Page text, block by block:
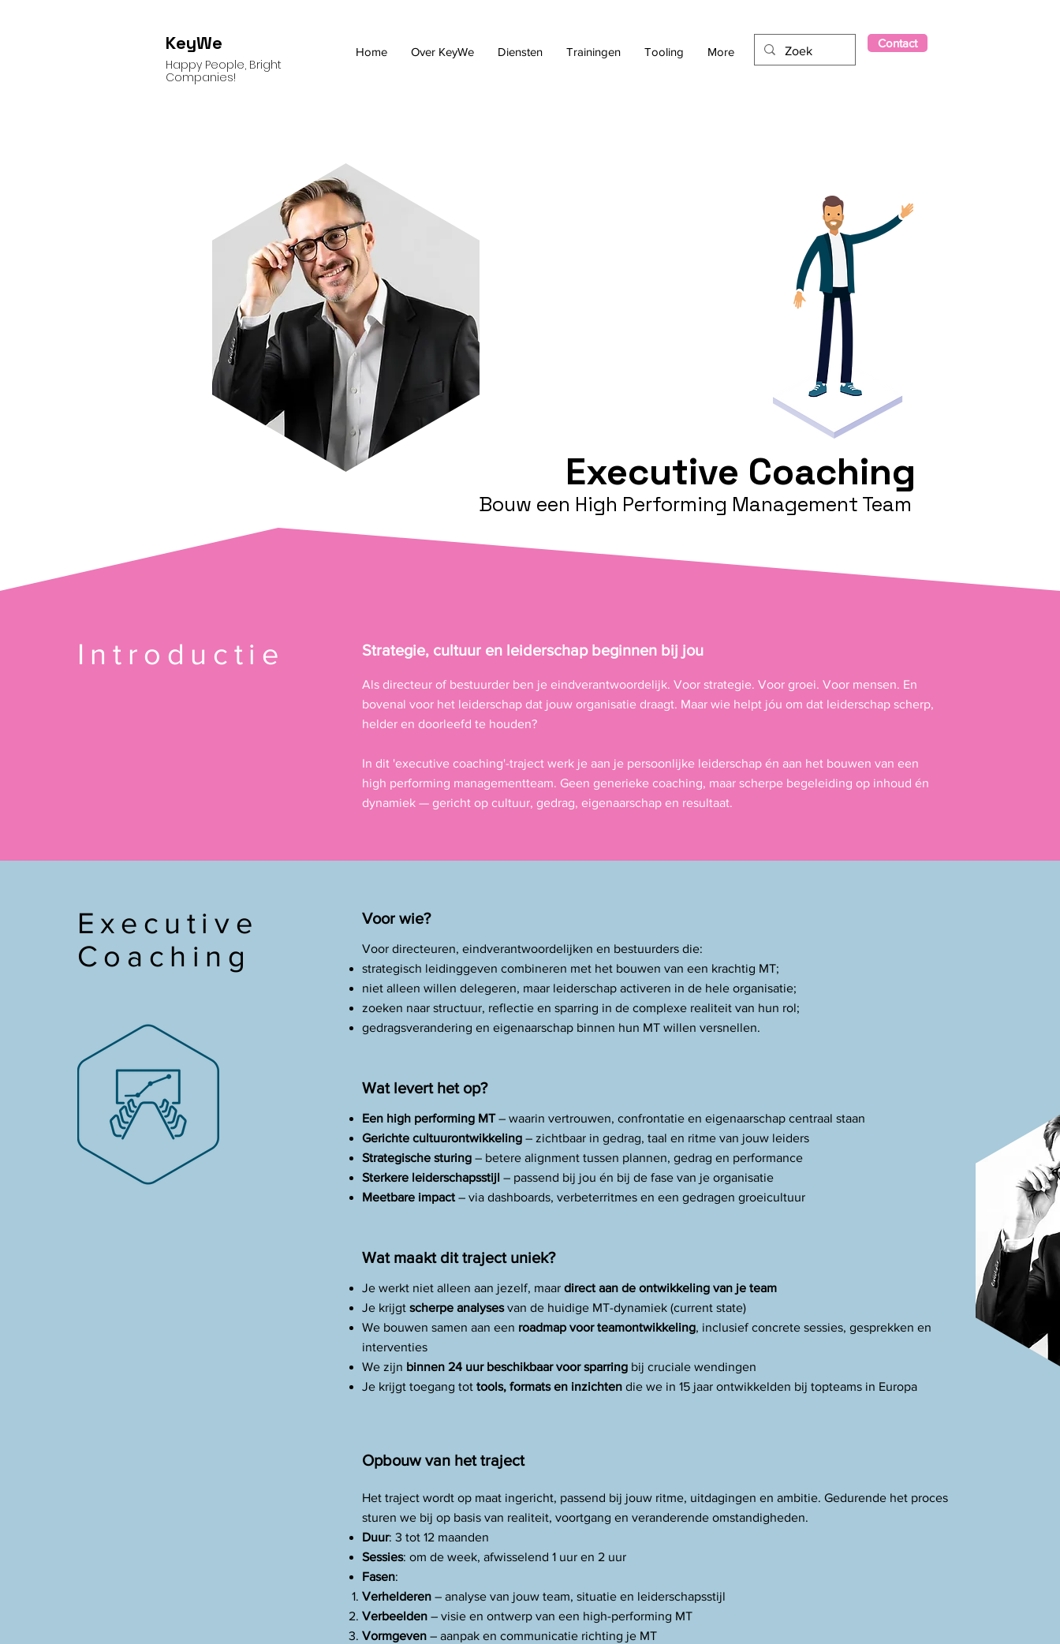
KeyWe
Happy People, Bright
Companies!
Home Over KeyWe Diensten Trainingen Tooling More
Contact
Executive Coaching
Bouw een High Performing Management Team
Introductie Strategie, cultuur en leiderschap beginnen bij jou
Als directeur of bestuurder ben je eindverantwoordelijk. Voor strategie. Voor groei. Voor mensen. En
bovenal voor het leiderschap dat jouw organisatie draagt. Maar wie helpt jóu om dat leiderschap scherp,
helder en doorleefd te houden?
In dit 'executive coaching'-traject werk je aan je persoonlijke leiderschap én aan het bouwen van een
high performing managementteam. Geen generieke coaching, maar scherpe begeleiding op inhoud én
dynamiek — gericht op cultuur, gedrag, eigenaarschap en resultaat.
Executive
Coaching
Voor wie?
Voor directeuren, eindverantwoordelijken en bestuurders die:
strategisch leidinggeven combineren met het bouwen van een krachtig MT;
niet alleen willen delegeren, maar leiderschap activeren in de hele organisatie;
zoeken naar structuur, reflectie en sparring in de complexe realiteit van hun rol;
gedragsverandering en eigenaarschap binnen hun MT willen versnellen.
Wat levert het op?
Een high performing MT– waarin vertrouwen, confrontatie en eigenaarschap centraal staan
Gerichte cultuurontwikkeling – zichtbaar in gedrag, taal en ritme van jouw leiders
Strategische sturing – betere alignment tussen plannen, gedrag en performance
Sterkere leiderschapsstijl – passend bij jou én bij de fase van je organisatie
Meetbare impact – via dashboards, verbeterritmes en een gedragen groeicultuur
Wat maakt dit traject uniek?
Je werkt niet alleen aan jezelf, maardirect aan de ontwikkeling van je team
Je krijgtscherpe analysesvan de huidige MT-dynamiek (current state)
We bouwen samen aan een roadmap voor teamontwikkeling, inclusief concrete sessies, gesprekken en
interventies
We zijn binnen 24 uur beschikbaar voor sparring bij cruciale wendingen
Je krijgt toegang tottools, formats en inzichten die we in 15 jaar ontwikkelden bij topteams in Europa
Opbouw van het traject
Het traject wordt op maat ingericht, passend bij jouw ritme, uitdagingen en ambitie. Gedurende het proces
sturen we bij op basis van realiteit, voortgang en veranderende omstandigheden.
Duur: 3 tot 12 maanden
Sessies: om de week, afwisselend 1 uur en 2 uur
Fasen:
Verhelderen– analyse van jouw team, situatie en leiderschapsstijl
Verbeelden– visie en ontwerp van een high-performing MT
Vormgeven– aanpak en communicatie richting je MT